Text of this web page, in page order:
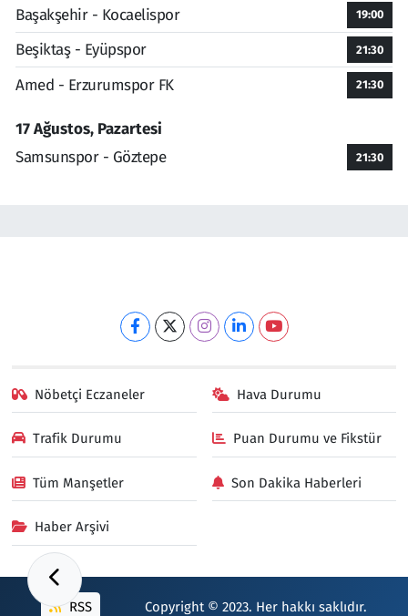
Başakşehir - Kocaelispor
19:00
Beşiktaş - Eyüpspor 21:30
Amed - Erzurumspor FK 21:30
17 Ağustos, Pazartesi
Samsunspor - Göztepe
21:30
Nöbetçi Eczaneler Hava Durumu
Trafik Durumu Puan Durumu ve Fikstür
Tüm Manşetler Son Dakika Haberleri
Haber Arşivi
RSS Copyright © 2023. Her hakkı saklıdır.